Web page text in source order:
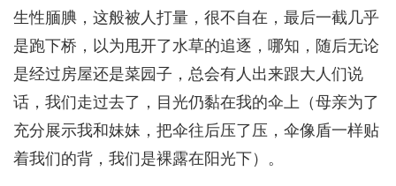
生性腼腆，这般被人打量，很不自在，最后一截几乎
是跑下桥，以为甩开了水草的追逐，哪知，随后无论
是经过房屋还是菜园子，总会有人出来跟大人们说
话，我们走过去了，目光仍黏在我的伞上（母亲为了
充分展示我和妹妹，把伞往后压了压，伞像盾一样贴
着我们的背，我们是裸露在阳光下）。